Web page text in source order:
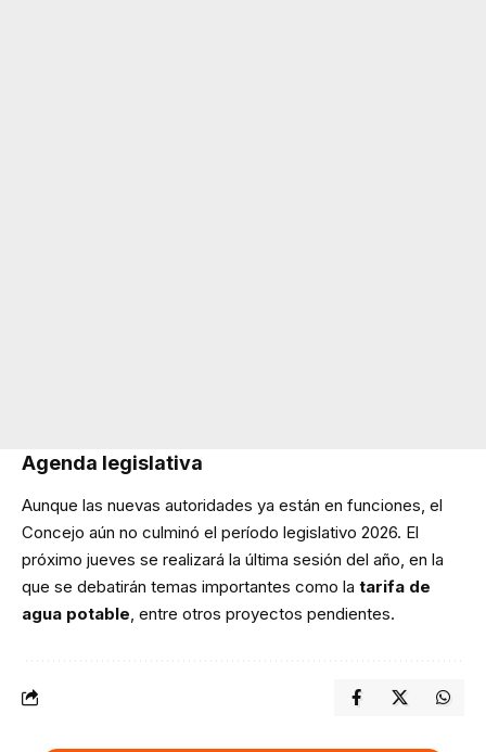
Agenda legislativa
Aunque las nuevas autoridades ya están en funciones, el
Concejo aún no culminó el período legislativo 2026. El
próximo jueves se realizará la última sesión del año, en la
que se debatirán temas importantes como la tarifa de
agua potable, entre otros proyectos pendientes.